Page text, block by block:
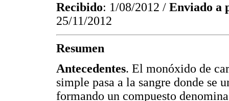
Recibido: 1/08/2012 / Enviado a
25/11/2012
Resumen
Antecedentes. El monóxido de
simple pasa a la sangre donde se
formando un compuesto